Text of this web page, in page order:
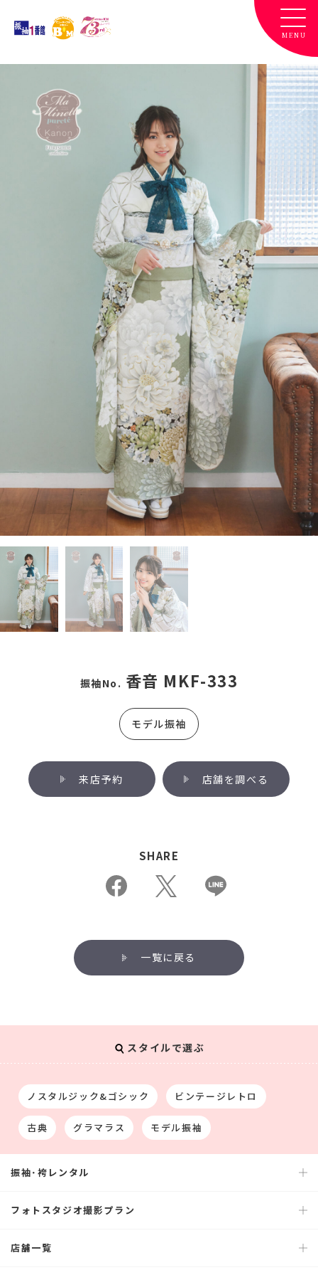
振袖No. 香音 MKF-333
モデル振袖
来店予約 店舗を調べる
SHARE
一覧に戻る
スタイルで選ぶ
ノスタルジック&ゴシック ビンテージレトロ
古典 グラマラス モデル振袖
振袖･袴レンタル
フォトスタジオ撮影プラン
店舗一覧